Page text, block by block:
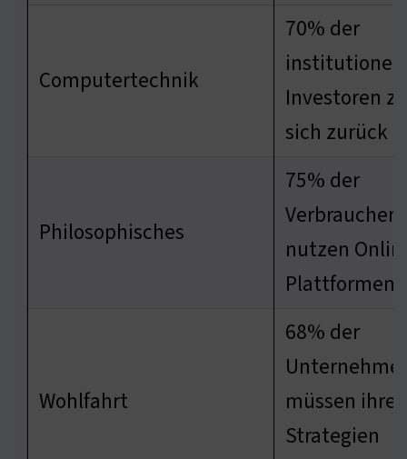
Computertechnik
70% der
Investoren
sich zurück
Philosophisches
75% der
Verbraucher
nutzen
Plattformen
Wohlfahrt
68% der
müssen ihre
Strategien